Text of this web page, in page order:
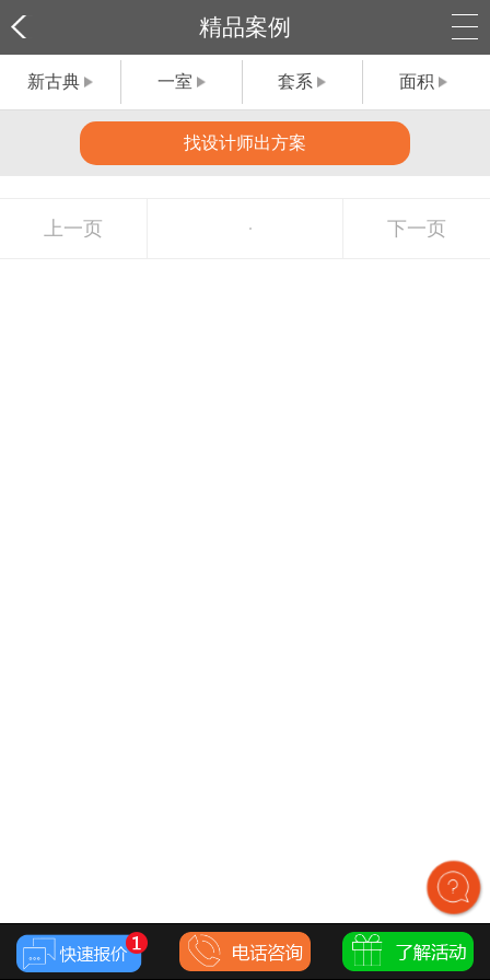
精品案例
新古典 一室 套系 面积
找设计师出方案
上一页 下一页